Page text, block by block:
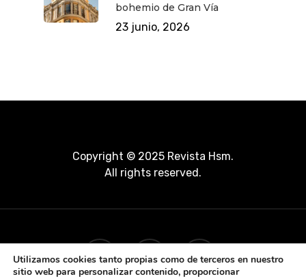
bohemio de Gran Vía
23 junio, 2026
Copyright © 2025 Revista Hsm.
All rights reserved.
Utilizamos cookies tanto propias como de terceros en nuestro
sitio web para personalizar contenido, proporcionar